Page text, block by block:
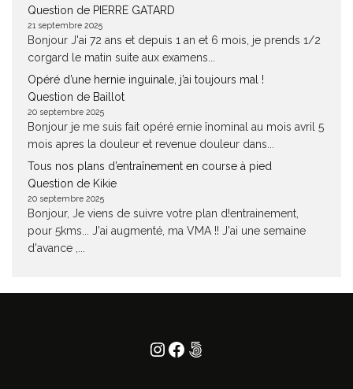
Question de PIERRE GATARD
21 septembre 2025
Bonjour J'ai 72 ans et depuis 1 an et 6 mois, je prends 1/2
corgard le matin suite aux examens...
Opéré d’une hernie inguinale, j’ai toujours mal !
Question de Baillot
20 septembre 2025
Bonjour je me suis fait opéré ernie înominal au mois avril 5
mois apres la douleur et revenue douleur dans...
Tous nos plans d’entraînement en course à pied
Question de Kikie
20 septembre 2025
Bonjour, Je viens de suivre votre plan d!entrainement,
pour 5kms... J'ai augmenté, ma VMA !! J'ai une semaine
d'avance ,...
Instagram
Facebook
500px